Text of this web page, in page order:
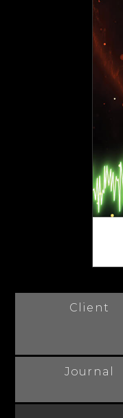
Client
Journal